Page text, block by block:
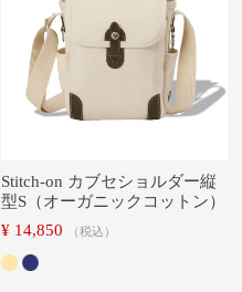
Stitch-on カブセショルダー縦
型S（オーガニックコットン）
¥ 14,850 税込